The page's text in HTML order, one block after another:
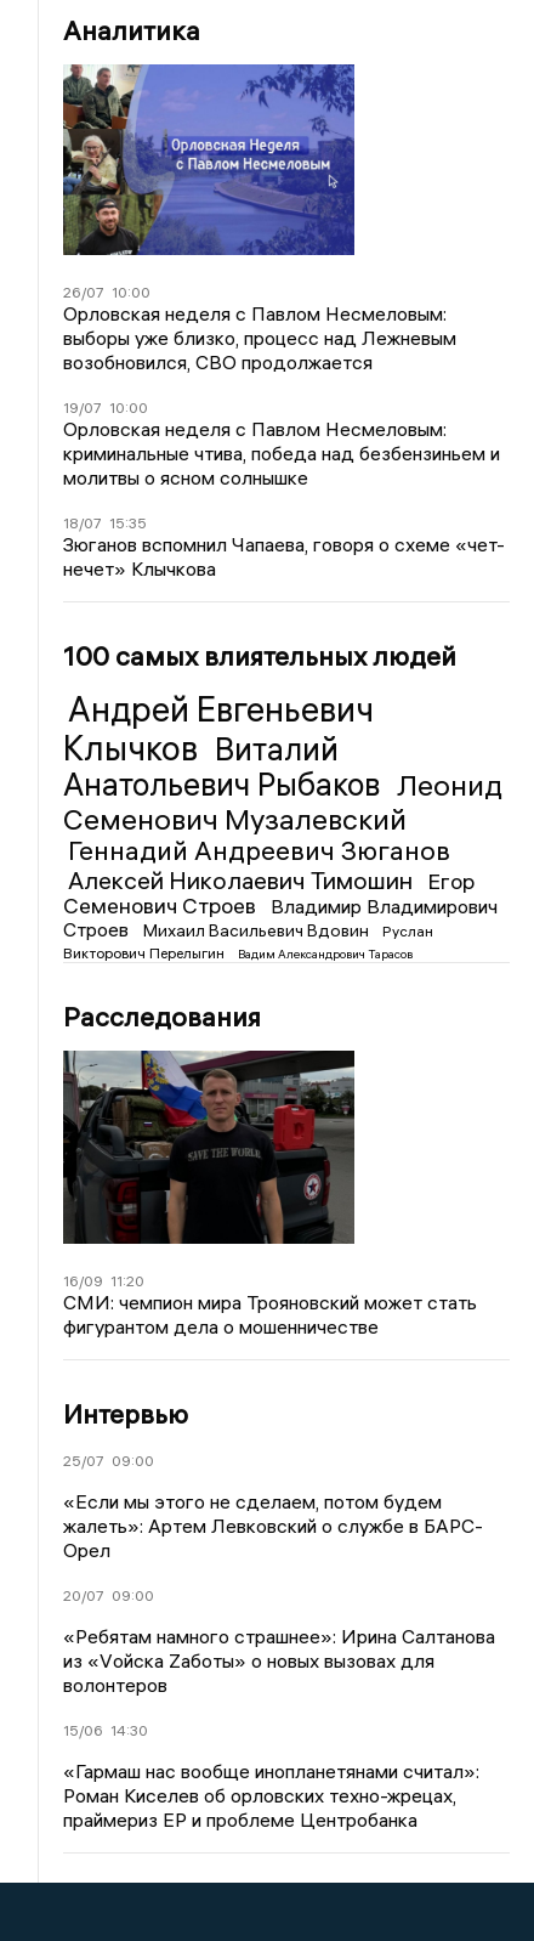
Аналитика
26/07 10:00
Орловская неделя с Павлом Несмеловым:
выборы уже близко, процесс над Лежневым
возобновился, СВО продолжается
19/07 10:00
Орловская неделя с Павлом Несмеловым:
криминальные чтива, победа над безбензиньем и
молитвы о ясном солнышке
18/07 15:35
Зюганов вспомнил Чапаева, говоря о схеме «чет-
нечет» Клычкова
100 самых влиятельных людей
Андрей Евгеньевич
Клычков Виталий
Анатольевич Рыбаков Леонид
Семенович Музалевский
Геннадий Андреевич Зюганов
Алексей Николаевич Тимошин
Егор
Семенович Строев
Владимир Владимирович
Строев
Михаил Васильевич Вдовин
Руслан
Викторович Перелыгин
Вадим Александрович Тарасов
Расследования
16/09 11:20
СМИ: чемпион мира Трояновский может стать
фигурантом дела о мошенничестве
Интервью
25/07 09:00
«Если мы этого не сделаем, потом будем
жалеть»: Артем Левковский о службе в БАРС-
Орел
20/07 09:00
«Ребятам намного страшнее»: Ирина Салтанова
из «Vойска Zаботы» о новых вызовах для
волонтеров
15/06 14:30
«Гармаш нас вообще инопланетянами считал»:
Роман Киселев об орловских техно-жрецах,
праймериз ЕР и проблеме Центробанка